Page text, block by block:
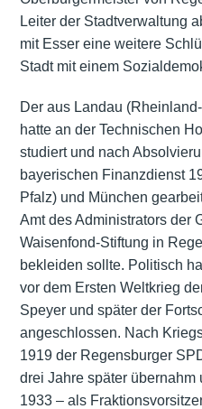
Leiter der Stadtverwaltung
mit Esser eine weitere
Stadt mit einem
Der aus Landau
hatte an der Technischen
studiert und nach
bayerischen Finanzdienst
Pfalz) und München
Amt des Administrators der
Waisenfond-Stiftung in
bekleiden sollte. Politisch
vor dem Ersten Weltkrieg
Speyer und später der
angeschlossen. Nach
1919 der Regensburger
drei Jahre später übernahm
1933 – als